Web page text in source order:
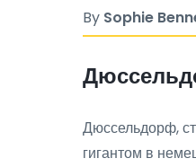
By Sophie
Дюссельдорф,
гигантом в